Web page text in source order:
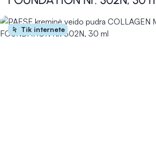
Tik internete